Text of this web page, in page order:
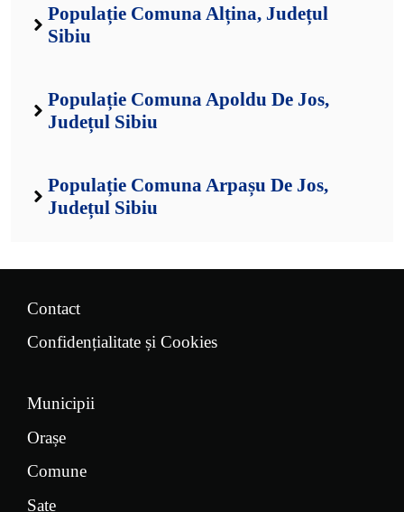
Populație Comuna Alțina, Județul
Sibiu
Populație Comuna Apoldu De Jos,
Județul Sibiu
Populație Comuna Arpașu De Jos,
Județul Sibiu
Contact
Confidențialitate și Cookies
Municipii
Orașe
Comune
Sate